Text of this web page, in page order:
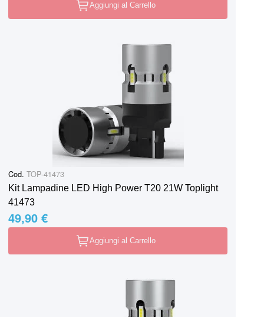
Aggiungi al Carrello
Cod. TOP-41473
Kit Lampadine LED High Power T20 21W Toplight
41473
49,90 €
Aggiungi al Carrello